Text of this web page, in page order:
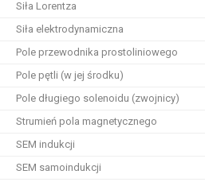
Siła Lorentza
Siła elektrodynamiczna
Pole przewodnika prostoliniowego
Pole pętli (w jej środku)
Pole długiego solenoidu (zwojnicy)
Strumień pola magnetycznego
SEM indukcji
SEM samoindukcji